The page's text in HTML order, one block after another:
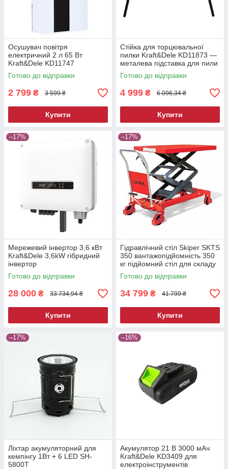
Осушувач повітря
електричний 2 л 65 Вт
Kraft&Dele KD11747
побутовий вологопоглинач
Готово до відправки
2 799 ₴ 3 599 ₴
Купити
Стійка для торцювальної
пилки Kraft&Dele KD11873 —
металева підставка для пили
Готово до відправки
4 999 ₴ 6 096,34 ₴
Купити
–17%
Мережевий інвертор 3,6 кВт
Kraft&Dele 3,6kW гібридний
інвертор
Готово до відправки
28 000 ₴ 33 734,94 ₴
Купити
–17%
Гідравлічний стіл Skiper SKTS
350 вантажопідйомність 350
кг підйомний стіл для складу
та СТО
Готово до відправки
34 799 ₴ 41 799 ₴
Купити
–17%
Ліхтар акумуляторний для
кемпінгу 1Вт + 6 LED SH-
5800T
–16%
Акумулятор 21 В 3000 мАч
Kraft&Dele KD3409 для
електроінструментів